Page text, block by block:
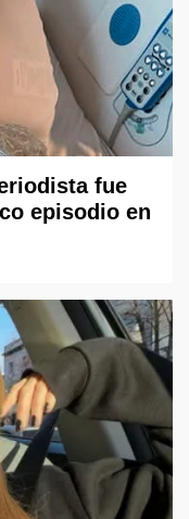
fue
episodio en